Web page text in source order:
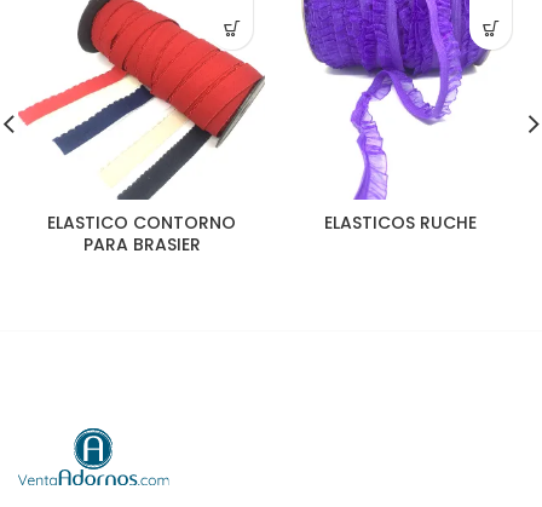
ELASTICO CONTORNO
PARA BRASIER
ELASTICOS RUCHE